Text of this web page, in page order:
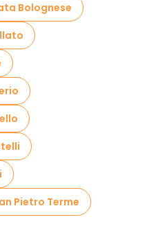
Bolognese
Pietro Terme